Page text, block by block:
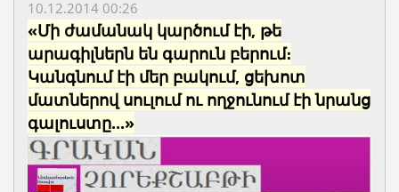
10.12.2014 00:26
«Մի ժամանակ կարծում էի, թե
արագիլներն են գարուն բերում։
Կանգնում էի մեր բակում, ցեխոտ
մատներով սուլում ու ողջունում էի նրանց
գալուստը...»